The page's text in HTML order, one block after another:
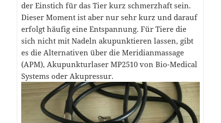
der Einstich für das Tier kurz schmerzhaft sein.
Dieser Moment ist aber nur sehr kurz und darauf
erfolgt häufig eine Entspannung. Für Tiere die
sich nicht mit Nadeln akupunktieren lassen, gibt
es die Alternativen über die Meridianmassage
(APM), Akupunkturlaser MP2510 von Bio-Medical
Systems oder Akupressur.